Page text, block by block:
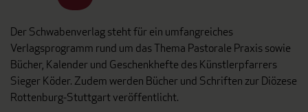
Der Schwabenverlag steht für ein umfangreiches
Verlagsprogramm rund um das Thema Pastorale Praxis sowie
Bücher, Kalender und Geschenkhefte des Künstlerpfarrers
Sieger Köder. Zudem werden Bücher und Schriften zur Diözese
Rottenburg-Stuttgart veröffentlicht.